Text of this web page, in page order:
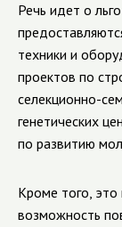
Речь идет о
техники и
проектов по
селекционно-
генетических
по развитию
Кроме того,
возможность